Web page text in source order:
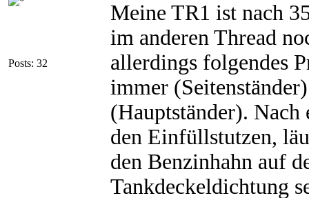
Posts: 32
Meine TR1 ist nach
im anderen Thread
allerdings folgendes
immer
(Hauptständer).
den Einfüllstutzen,
den Benzinhahn auf
Tankdeckeldichtung